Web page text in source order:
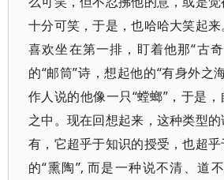
十分可笑，于是，也哈哈大笑起
喜欢坐在第一排，盯着他那“古
的“邮筒”诗，想起他的“有身外之
作人说的他像一只“螳螂”，于是
之中。现在回想起来，这种类型
有，它超乎于知识的授受，也超
的“熏陶”, 而是一种说不清、道